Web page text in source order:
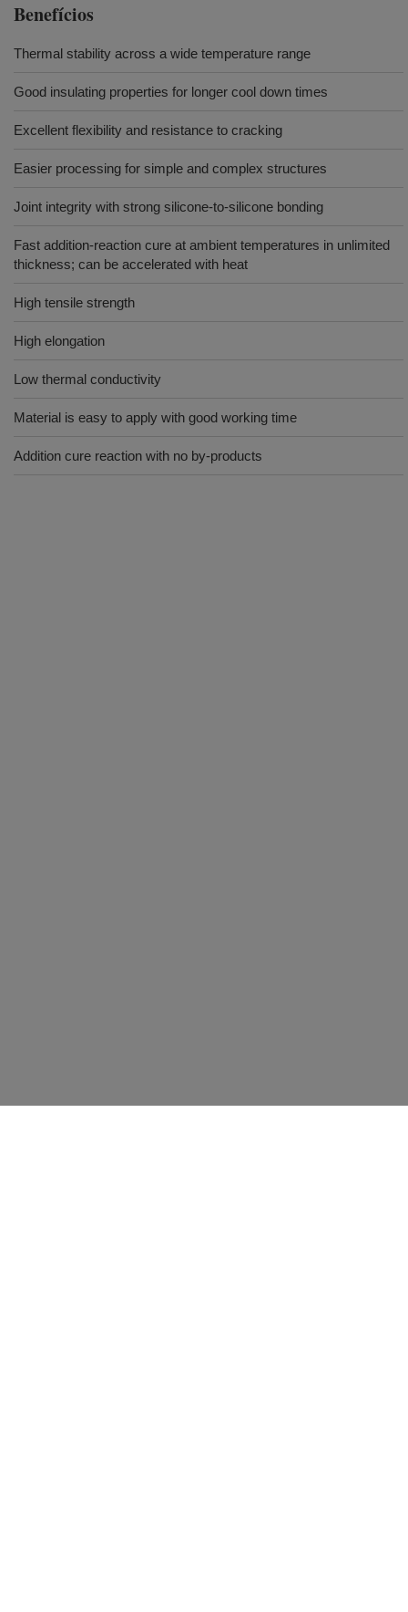
Benefícios
Thermal stability across a wide temperature range
Good insulating properties for longer cool down times
Excellent flexibility and resistance to cracking
Easier processing for simple and complex structures
Joint integrity with strong silicone-to-silicone bonding
Fast addition-reaction cure at ambient temperatures in unlimited
thickness; can be accelerated with heat
High tensile strength
High elongation
Low thermal conductivity
Material is easy to apply with good working time
Addition cure reaction with no by-products